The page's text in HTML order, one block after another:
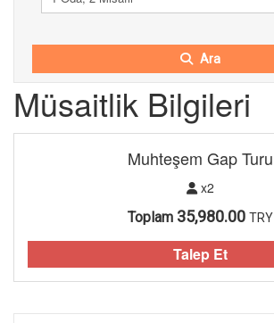
Ara
Müsaitlik Bilgileri
Muhteşem Gap Turu
x2
Toplam 35,980.00 TRY
Talep Et